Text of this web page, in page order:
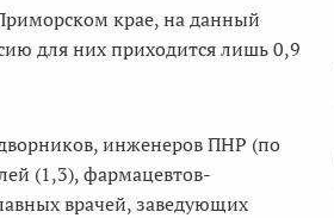
крае, на данный
для них приходится лишь 0,9
инженеров ПНР (по
(1,3), фармацевтов-
врачей, заведующих